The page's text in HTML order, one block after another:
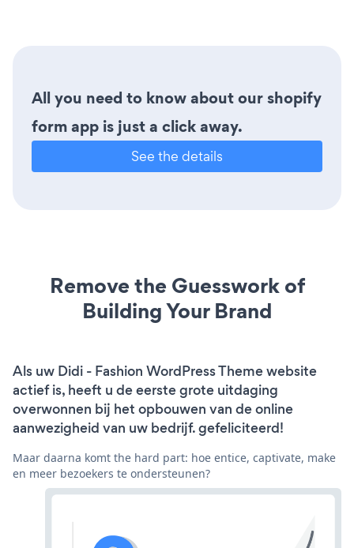
All you need to know about our shopify
form app is just a click away.
See the details
Remove the Guesswork of
Building Your Brand
Als uw Didi - Fashion WordPress Theme website
actief is, heeft u de eerste grote uitdaging
overwonnen bij het opbouwen van de online
aanwezigheid van uw bedrijf. gefeliciteerd!
Maar daarna komt the hard part: hoe entice, captivate, make
en meer bezoekers te ondersteunen?